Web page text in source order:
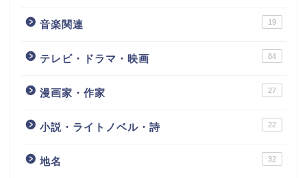
音楽関連 19
テレビ・ドラマ・映画 84
漫画家・作家 27
小説・ライトノベル・詩 22
地名 32